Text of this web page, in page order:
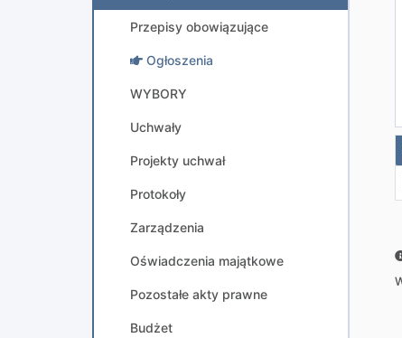
Przepisy obowiązujące
Ogłoszenia
WYBORY
Uchwały
Projekty uchwał
Protokoły
Zarządzenia
Oświadczenia majątkowe
Pozostałe akty prawne
Budżet